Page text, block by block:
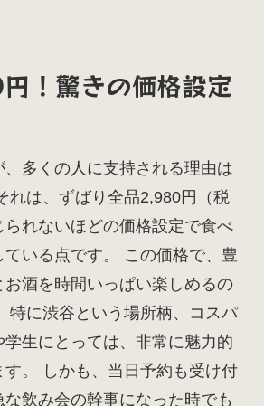
！驚きの価格設定
多くの人に支持される理由は
れは、ずばり全品2,980円（税
れないほどの価格設定で食べ
いる点です。 この価格で、豊
酒を時間いっぱい楽しめるの
特に渋谷という場所柄、コスパ
学生にとっては、非常に魅力的
す。 しかも、当日予約も受け付
飲み会の幹事になった時でも